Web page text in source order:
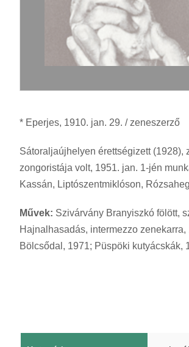
* Eperjes, 1910. jan. 29. / zeneszerző
Sátoraljaújhelyen érettségizett
zongoristája volt, 1951. jan. 1-jén
Kassán, Liptószentmiklóson,
Művek: Szivárvány Branyiszkó fölött,
Hajnalhasadás, intermezzo
Bölcsődal, 1971; Püspöki kutyácskák,